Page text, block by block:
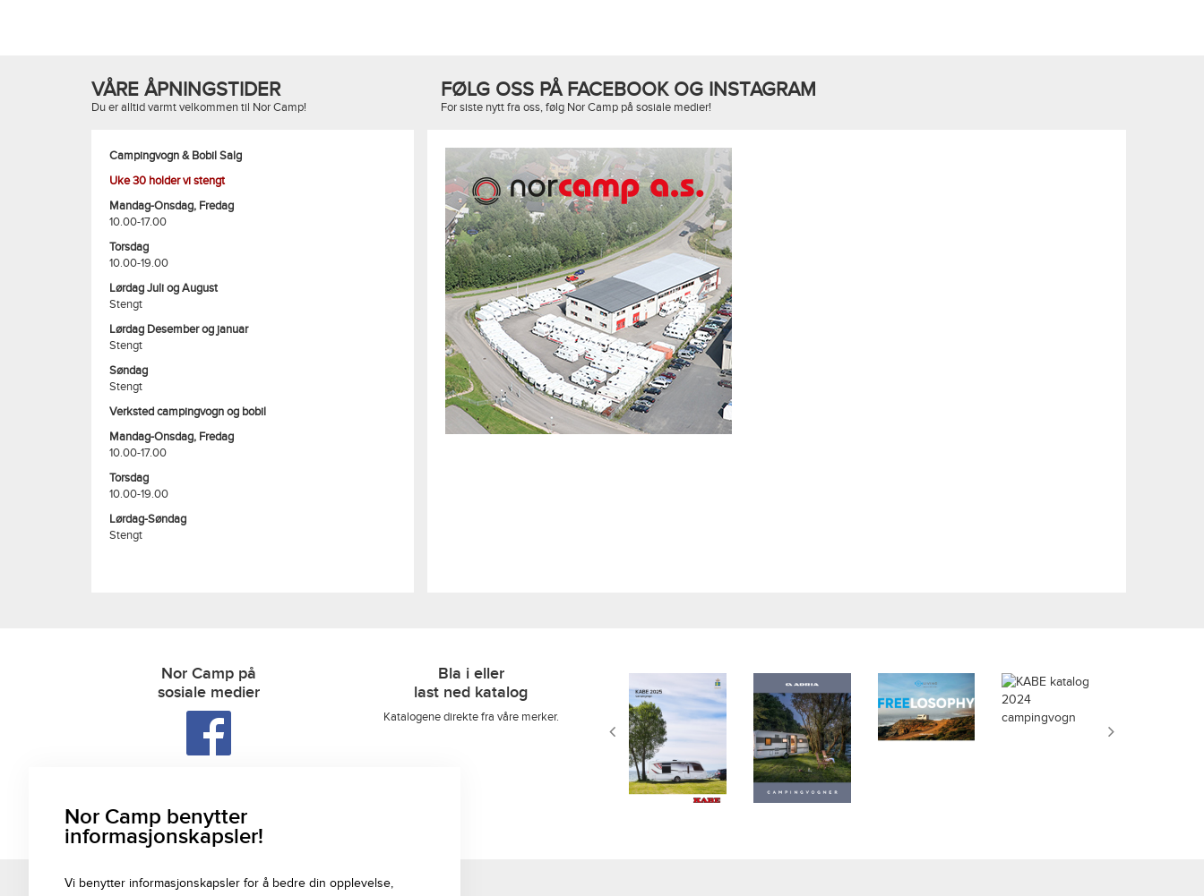
VÅRE ÅPNINGSTIDER
Du er alltid varmt velkommen til Nor Camp!
Campingvogn & Bobil Salg
Uke 30 holder vi stengt
Mandag-Onsdag, Fredag
10.00-17.00
Torsdag
10.00-19.00
Lørdag Juli og August
Stengt
Lørdag Desember og januar
Stengt
Søndag
Stengt
Verksted campingvogn og bobil
Mandag-Onsdag, Fredag
10.00-17.00
Torsdag
10.00-19.00
Lørdag-Søndag
Stengt
FØLG OSS PÅ FACEBOOK OG INSTAGRAM
For siste nytt fra oss, følg Nor Camp på sosiale medier!
Nor Camp på
sosiale medier
Bla i eller
last ned katalog
Katalogene direkte fra våre merker.
Nor Camp benytter
informasjonskapsler!
Vi benytter informasjonskapsler for å bedre din opplevelse,